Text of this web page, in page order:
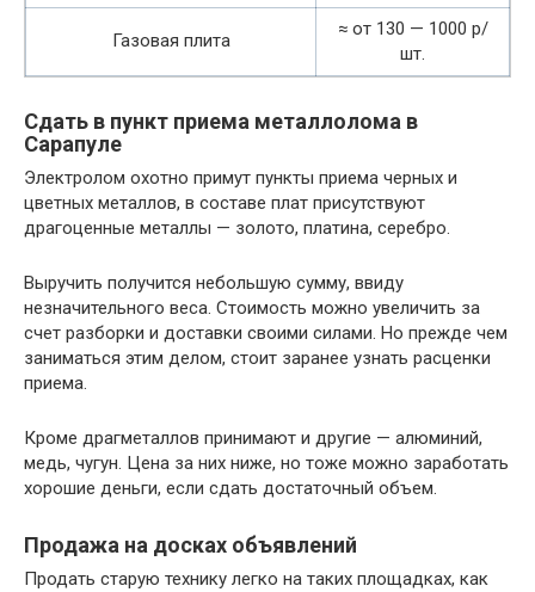
Газовая плита
≈ от 130 — 1000 р/
шт.
Сдать в пункт приема металлолома в
Сарапуле
Электролом охотно примут пункты приема черных и
цветных металлов, в составе плат присутствуют
драгоценные металлы — золото, платина, серебро.
Выручить получится небольшую сумму, ввиду
незначительного веса. Стоимость можно увеличить за
счет разборки и доставки своими силами. Но прежде чем
заниматься этим делом, стоит заранее узнать расценки
приема.
Кроме драгметаллов принимают и другие — алюминий,
медь, чугун. Цена за них ниже, но тоже можно заработать
хорошие деньги, если сдать достаточный объем.
Продажа на досках объявлений
Продать старую технику легко на таких площадках, как